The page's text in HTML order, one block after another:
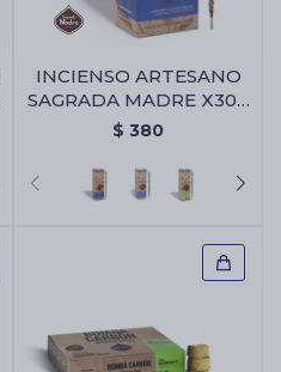
INCIENSO ARTESANO
SAGRADA MADRE X30 -
Palo Santo/champa
$ 380